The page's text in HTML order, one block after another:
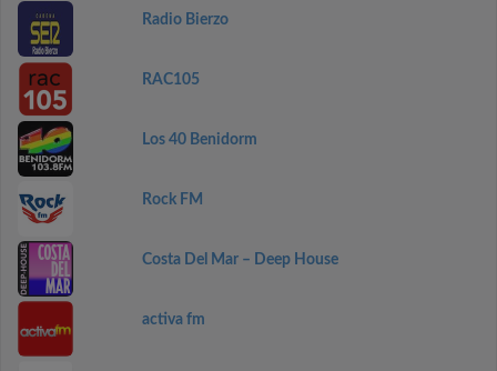
Radio Bierzo
RAC105
Los 40 Benidorm
Rock FM
Costa Del Mar – Deep House
activa fm